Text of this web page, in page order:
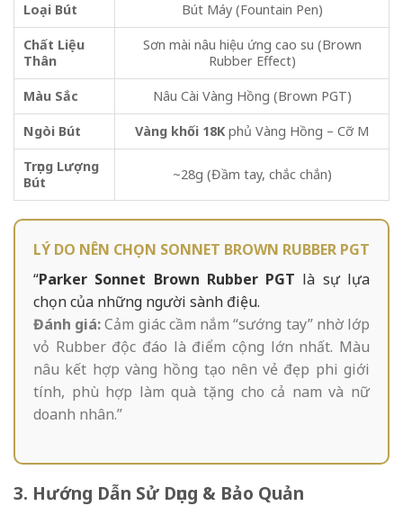
Loại Bút Bút Máy (Fountain Pen)
Chất Liệu
Thân
Sơn mài nâu hiệu ứng cao su (Brown
Rubber Effect)
Màu Sắc Nâu Cài Vàng Hồng (Brown PGT)
Ngòi Bút Vàng khối 18K phủ Vàng Hồng – Cỡ M
Trọng Lượng
Bút
~28g (Đầm tay, chắc chắn)
LÝ DO NÊN CHỌN SONNET BROWN RUBBER PGT
“Parker Sonnet Brown Rubber PGT là sự lựa
chọn của những người sành điệu.
Đánh giá:Cảm giác cầm nắm “sướng tay” nhờ lớp
vỏ Rubber độc đáo là điểm cộng lớn nhất. Màu
nâu kết hợp vàng hồng tạo nên vẻ đẹp phi giới
tính, phù hợp làm quà tặng cho cả nam và nữ
doanh nhân.”
3. Hướng Dẫn Sử Dụng & Bảo Quản